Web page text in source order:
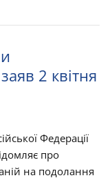
2 квітня
Федерації
про
на подолання